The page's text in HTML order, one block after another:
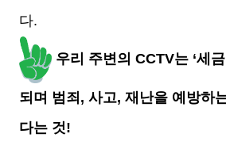
다.
우리 주변의 CCTV는 ‘세
되며 범죄, 사고, 재난을 예방하
다는 것!